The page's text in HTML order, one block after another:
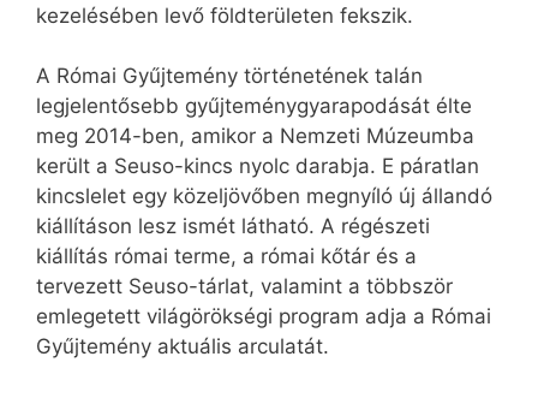
kezelésében levő földterületen fekszik.
A Római Gyűjtemény történetének talán
legjelentősebb gyűjteménygyarapodását élte
meg 2014-ben, amikor a Nemzeti Múzeumba
került a Seuso-kincs nyolc darabja. E páratlan
kincslelet egy közeljövőben megnyíló új állandó
kiállításon lesz ismét látható. A régészeti
kiállítás római terme, a római kőtár és a
tervezett Seuso-tárlat, valamint a többször
emlegetett világörökségi program adja a Római
Gyűjtemény aktuális arculatát.